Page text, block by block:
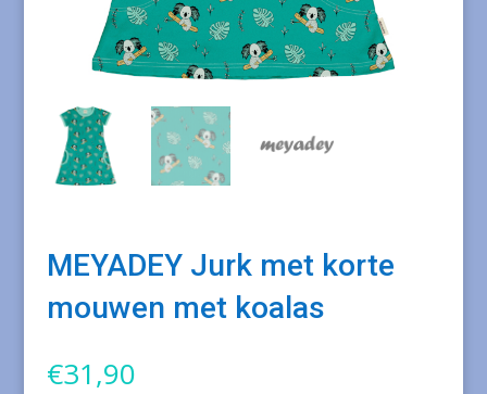
MEYADEY Jurk met korte
mouwen met koalas
€31,90